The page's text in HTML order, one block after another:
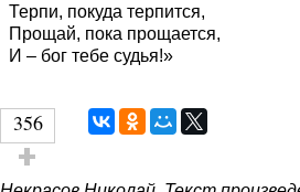
Терпи, покуда терпится,
Прощай, пока прощается,
И – бог тебе судья!»
356
Голос за!